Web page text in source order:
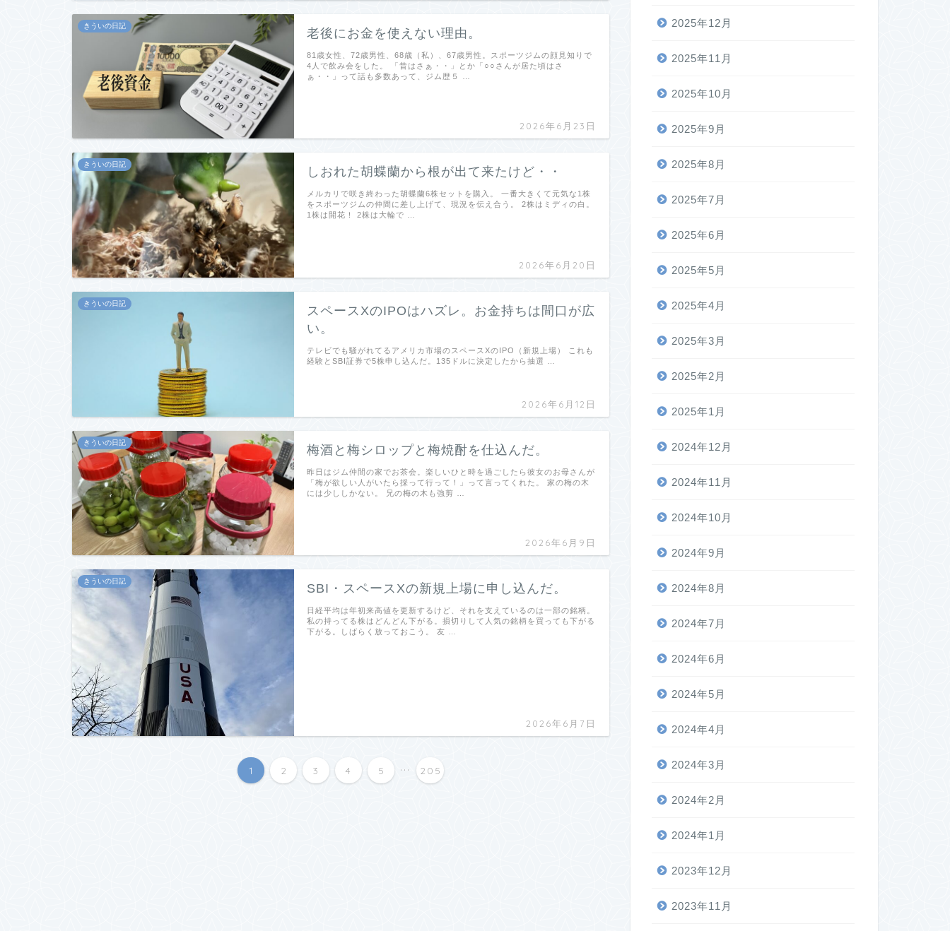
きういの日記
老後にお金を使えない理由。
2026年6月23日
81歳女性、72歳男性、68歳（私）、67歳男性。スポーツジムの顔見知りで
4人で飲み会をした。 「昔はさぁ・・」とか「○○さんが居た頃はさ
ぁ・・」って話も多数あって、ジム歴５ …
きういの日記
しおれた胡蝶蘭から根が出て来たけど・・
2026年6月20日
メルカリで咲き終わった胡蝶蘭6株セットを購入。 一番大きくて元気な1株
をスポーツジムの仲間に差し上げて、現況を伝え合う。 2株はミディの白。
1株は開花！ 2株は大輪で …
きういの日記
スペースXのIPOはハズレ。お金持ちは間口が広
い。
2026年6月12日
テレビでも騒がれてるアメリカ市場のスペースXのIPO（新規上場） これも
経験とSBI証券で5株申し込んだ。135ドルに決定したから抽選 …
きういの日記
梅酒と梅シロップと梅焼酎を仕込んだ。
2026年6月9日
昨日はジム仲間の家でお茶会。楽しいひと時を過ごしたら彼女のお母さんが
「梅が欲しい人がいたら採って行って！」って言ってくれた。 家の梅の木
には少ししかない。 兄の梅の木も強剪 …
きういの日記
SBI・スペースXの新規上場に申し込んだ。
2026年6月7日
日経平均は年初来高値を更新するけど、それを支えているのは一部の銘柄。
私の持ってる株はどんどん下がる。損切りして人気の銘柄を買っても下がる
下がる。しばらく放っておこう。 友 …
1 2 3 4 5 ... 205
2025年12月
2025年11月
2025年10月
2025年9月
2025年8月
2025年7月
2025年6月
2025年5月
2025年4月
2025年3月
2025年2月
2025年1月
2024年12月
2024年11月
2024年10月
2024年9月
2024年8月
2024年7月
2024年6月
2024年5月
2024年4月
2024年3月
2024年2月
2024年1月
2023年12月
2023年11月